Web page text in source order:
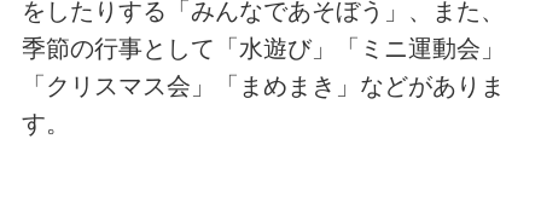
をしたりする「みんなであそぼう」、また、
季節の行事として「水遊び」「ミニ運動会」
「クリスマス会」「まめまき」などがありま
す。